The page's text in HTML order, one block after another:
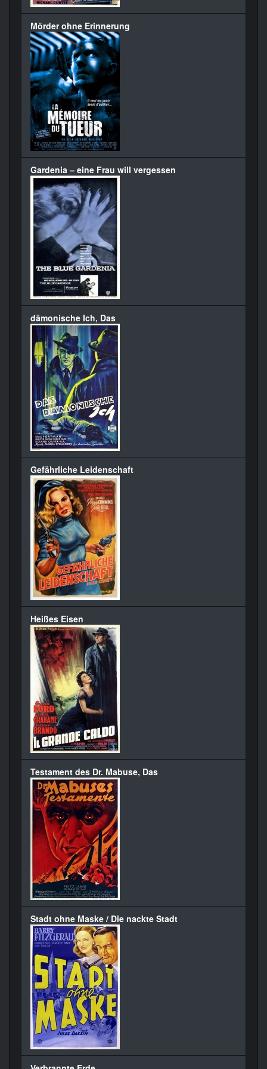
Mörder ohne Erinnerung
Gardenia – eine Frau will vergessen
dämonische Ich, Das
Gefährliche Leidenschaft
Heißes Eisen
Testament des Dr. Mabuse, Das
Stadt ohne Maske / Die nackte Stadt